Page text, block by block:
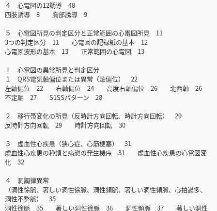
４ 心電図の12誘導 48
四肢誘導 8 胸部誘導 9
５ 心電図所見の判定区分と正常範囲の心電図所見 11
3つの判定区分 11 心電図の記録紙の基本 12
心電図波形の基本 13 正常範囲の心電図 13
Ⅱ 心電図の異常所見と判定区分
１ QRS電気軸偏位または異常（軸偏位） 22
左軸偏位 22 右軸偏位 24 高度右軸偏位 26 北西軸 26
不定軸 27 S1SSパターン 28
２ 移行帯変化の所見（反時計方向回転、時計方向回転） 29
反時計方向回転 29 時計方向回転 30
３ 虚血性心疾患（狭心症、心筋梗塞） 31
虚血性心疾患の種類と病態の発生機序 31 虚血性心疾患の心電図変
化 32
４ 洞調律異常
（洞性徐脈、著しい洞性徐脈、洞性頻脈、著しい洞性頻脈、心拍過多、
洞性不整脈） 35
洞性徐脈 35 著しい洞性徐脈 36 洞性頻脈 37 著しい洞性